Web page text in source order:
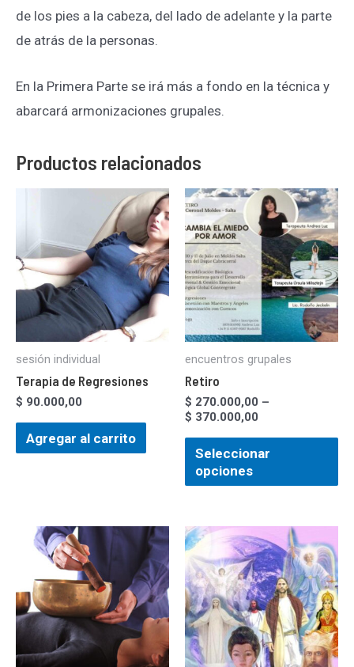
de los pies a la cabeza, del lado de adelante y la parte
de atrás de la personas.
En la Primera Parte se irá más a fondo en la técnica y
abarcará armonizaciones grupales.
Productos relacionados
sesión individual
Terapia de Regresiones
$ 90.000,00
Agregar al carrito
encuentros grupales
Retiro
$ 270.000,00 –
$ 370.000,00
Seleccionar
opciones